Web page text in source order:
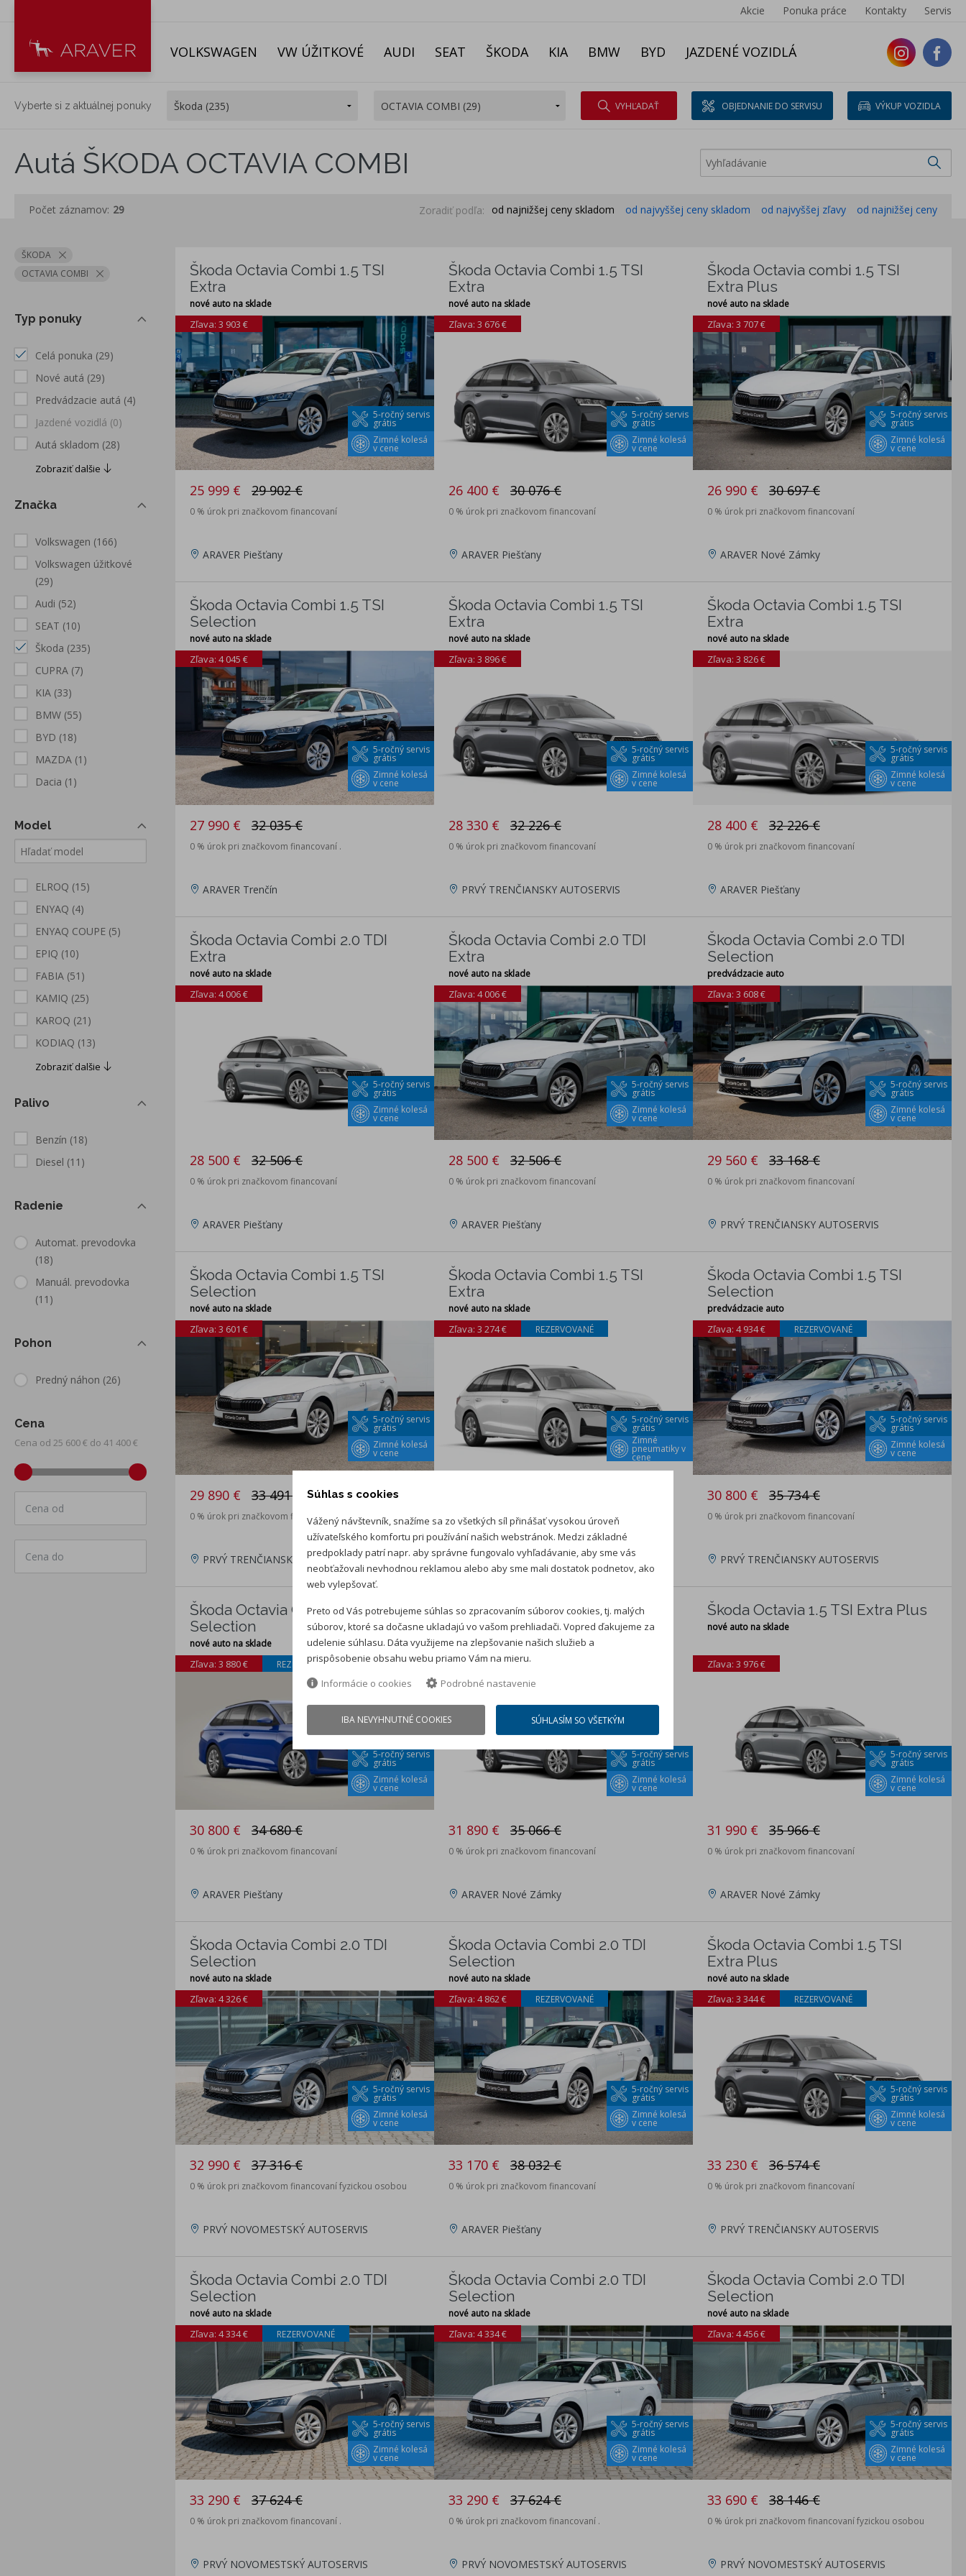
Akcie Ponuka práce Kontakty Servis
VOLKSWAGEN VW ÚŽITKOVÉ AUDI SEAT ŠKODA KIA BMW BYD JAZDENÉ VOZIDLÁ
Vyberte si z aktuálnej ponuky VYHĽADAŤ OBJEDNANIE DO SERVISU VÝKUP VOZIDLA
Autá ŠKODA OCTAVIA COMBI
Počet záznamov: 29 Zoradiť podľa: od najnižšej ceny skladom od najvyššej ceny skladom od najvyššej zľavy od najnižšej ceny
ŠKODA
OCTAVIA COMBI
Typ ponuky
Celá ponuka (29)
Nové autá (29)
Predvádzacie autá (4)
Jazdené vozidlá (0)
Autá skladom (28)
Zobraziť dalšie
Značka
Volkswagen (166)
Volkswagen úžitkové
(29)
Audi (52)
SEAT (10)
Škoda (235)
CUPRA (7)
KIA (33)
BMW (55)
BYD (18)
MAZDA (1)
Dacia (1)
Model
ELROQ (15)
ENYAQ (4)
ENYAQ COUPE (5)
EPIQ (10)
FABIA (51)
KAMIQ (25)
KAROQ (21)
KODIAQ (13)
Zobraziť dalšie
Palivo
Benzín (18)
Diesel (11)
Radenie
Automat. prevodovka
(18)
Manuál. prevodovka
(11)
Pohon
Predný náhon (26)
Cena
Cena od 25 600 € do 41 400 €
Cena od
Cena do
Škoda Octavia Combi 1.5 TSI
Extra
nové auto na sklade
Zimné kolesá
v cene
5-ročný servis
grátis
Zľava: 3 903 €
25 999 € 29 902 €
0 % úrok pri značkovom financovaní
ARAVER Piešťany
Škoda Octavia Combi 1.5 TSI
Extra
nové auto na sklade
Zimné kolesá
v cene
5-ročný servis
grátis
Zľava: 3 676 €
26 400 € 30 076 €
0 % úrok pri značkovom financovaní
ARAVER Piešťany
Škoda Octavia combi 1.5 TSI
Extra Plus
nové auto na sklade
Zimné kolesá
v cene
5-ročný servis
grátis
Zľava: 3 707 €
26 990 € 30 697 €
0 % úrok pri značkovom financovaní
ARAVER Nové Zámky
Škoda Octavia Combi 1.5 TSI
Selection
nové auto na sklade
Zimné kolesá
v cene
5-ročný servis
grátis
Zľava: 4 045 €
27 990 € 32 035 €
0 % úrok pri značkovom financovaní .
ARAVER Trenčín
Škoda Octavia Combi 1.5 TSI
Extra
nové auto na sklade
Zimné kolesá
v cene
5-ročný servis
grátis
Zľava: 3 896 €
28 330 € 32 226 €
0 % úrok pri značkovom financovaní
PRVÝ TRENČIANSKY AUTOSERVIS
Škoda Octavia Combi 1.5 TSI
Extra
nové auto na sklade
Zimné kolesá
v cene
5-ročný servis
grátis
Zľava: 3 826 €
28 400 € 32 226 €
0 % úrok pri značkovom financovaní
ARAVER Piešťany
Škoda Octavia Combi 2.0 TDI
Extra
nové auto na sklade
Zimné kolesá
v cene
5-ročný servis
grátis
Zľava: 4 006 €
28 500 € 32 506 €
0 % úrok pri značkovom financovaní
ARAVER Piešťany
Škoda Octavia Combi 2.0 TDI
Extra
nové auto na sklade
Zimné kolesá
v cene
5-ročný servis
grátis
Zľava: 4 006 €
28 500 € 32 506 €
0 % úrok pri značkovom financovaní
ARAVER Piešťany
Škoda Octavia Combi 2.0 TDI
Selection
predvádzacie auto
Zimné kolesá
v cene
5-ročný servis
grátis
Zľava: 3 608 €
29 560 € 33 168 €
0 % úrok pri značkovom financovaní
PRVÝ TRENČIANSKY AUTOSERVIS
Škoda Octavia Combi 1.5 TSI
Selection
nové auto na sklade
Zimné kolesá
v cene
5-ročný servis
grátis
Zľava: 3 601 €
29 890 € 33 491 €
0 % úrok pri značkovom financovaní
PRVÝ TRENČIANSKY AUTOSERVIS
Škoda Octavia Combi 1.5 TSI
Extra
nové auto na sklade
Zimné
pneumatiky v
cene
5-ročný servis
grátis
Zľava: 3 274 € REZERVOVANÉ
0 % úrok pri značkovom financovaní
PRVÝ TRENČIANSKY AUTOSERVIS
Škoda Octavia Combi 1.5 TSI
Selection
predvádzacie auto
Zimné kolesá
v cene
5-ročný servis
grátis
Zľava: 4 934 € REZERVOVANÉ
30 800 € 35 734 €
0 % úrok pri značkovom financovaní
PRVÝ TRENČIANSKY AUTOSERVIS
Škoda Octavia Combi 1.5 TSI
Selection
nové auto na sklade
Zimné kolesá
v cene
5-ročný servis
grátis
Zľava: 3 880 € REZERVOVANÉ
30 800 € 34 680 €
0 % úrok pri značkovom financovaní
ARAVER Piešťany
Škoda Octavia Combi 1.5 TSI
Selection
nové auto na sklade
Zimné kolesá
v cene
5-ročný servis
grátis
Zľava: 3 176 €
31 890 € 35 066 €
0 % úrok pri značkovom financovaní
ARAVER Nové Zámky
Škoda Octavia 1.5 TSI Extra Plus
nové auto na sklade
Zimné kolesá
v cene
5-ročný servis
grátis
Zľava: 3 976 €
31 990 € 35 966 €
0 % úrok pri značkovom financovaní
ARAVER Nové Zámky
Škoda Octavia Combi 2.0 TDI
Selection
nové auto na sklade
Zimné kolesá
v cene
5-ročný servis
grátis
Zľava: 4 326 €
32 990 € 37 316 €
0 % úrok pri značkovom financovaní fyzickou osobou
PRVÝ NOVOMESTSKÝ AUTOSERVIS
Škoda Octavia Combi 2.0 TDI
Selection
nové auto na sklade
Zimné kolesá
v cene
5-ročný servis
grátis
Zľava: 4 862 € REZERVOVANÉ
33 170 € 38 032 €
0 % úrok pri značkovom financovaní
ARAVER Piešťany
Škoda Octavia Combi 1.5 TSI
Extra Plus
nové auto na sklade
Zimné kolesá
v cene
5-ročný servis
grátis
Zľava: 3 344 € REZERVOVANÉ
33 230 € 36 574 €
0 % úrok pri značkovom financovaní
PRVÝ TRENČIANSKY AUTOSERVIS
Škoda Octavia Combi 2.0 TDI
Selection
nové auto na sklade
Zimné kolesá
v cene
5-ročný servis
grátis
Zľava: 4 334 € REZERVOVANÉ
33 290 € 37 624 €
0 % úrok pri značkovom financovaní .
PRVÝ NOVOMESTSKÝ AUTOSERVIS
Škoda Octavia Combi 2.0 TDI
Selection
nové auto na sklade
Zimné kolesá
v cene
5-ročný servis
grátis
Zľava: 4 334 €
33 290 € 37 624 €
0 % úrok pri značkovom financovaní .
PRVÝ NOVOMESTSKÝ AUTOSERVIS
Škoda Octavia Combi 2.0 TDI
Selection
nové auto na sklade
Zimné kolesá
v cene
5-ročný servis
grátis
Zľava: 4 456 €
33 690 € 38 146 €
0 % úrok pri značkovom financovaní fyzickou osobou
PRVÝ NOVOMESTSKÝ AUTOSERVIS
Súhlas s cookies
Vážený návštevník, snažíme sa zo všetkých síl přinášať vysokou úroveň
užívateľského komfortu pri používání našich webstránok. Medzi základné
predpoklady patrí napr. aby správne fungovalo vyhľadávanie, aby sme vás
neobťažovali nevhodnou reklamou alebo aby sme mali dostatok podnetov, ako
web vylepšovať.
Preto od Vás potrebujeme súhlas so zpracovaním súborov cookies, tj. malých
súborov, ktoré sa dočasne ukladajú vo vašom prehliadači. Vopred ďakujeme za
udelenie súhlasu. Dáta využijeme na zlepšovanie našich služieb a
prispôsobenie obsahu webu priamo Vám na mieru.
Informácie o cookies
Podrobné nastavenie
IBA NEVYHNUTNÉ COOKIES SÚHLASÍM SO VŠETKÝM